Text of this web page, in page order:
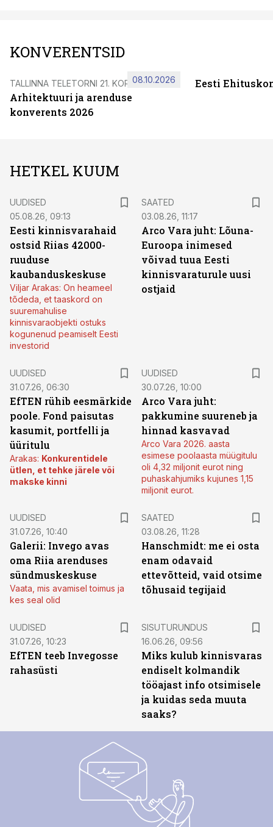
KONVERENTSID
TALLINNA TELETORNI 21. KORRUSEL
Arhitektuuri ja arenduse
konverents 2026
08.10.2026 Eesti
HETKEL KUUM
UUDISED
05.08.26, 09:13
Eesti kinnisvarahaid
ostsid Riias 42000-
ruuduse
kaubanduskeskuse
Viljar Arakas: On heameel
tõdeda, et taaskord on
suuremahulise
kinnisvaraobjekti ostuks
kogunenud peamiselt Eesti
investorid
SAATED
03.08.26, 11:17
Arco Vara juht: Lõuna-
Euroopa inimesed
võivad tuua Eesti
kinnisvaraturule uusi
ostjaid
UUDISED
31.07.26, 06:30
EfTEN rühib eesmärkide
poole. Fond paisutas
kasumit, portfelli ja
üüritulu
Arakas: Konkurentidele
ütlen, et tehke järele või
makske kinni
UUDISED
30.07.26, 10:00
Arco Vara juht:
pakkumine suureneb ja
hinnad kasvavad
Arco Vara 2026. aasta
esimese poolaasta müügitulu
oli 4,32 miljonit eurot ning
puhaskahjumiks kujunes 1,15
miljonit eurot.
UUDISED
31.07.26, 10:40
Galerii: Invego avas
oma Riia arenduses
sündmuskeskuse
Vaata, mis avamisel toimus ja
kes seal olid
SAATED
03.08.26, 11:28
Hanschmidt: me ei osta
enam odavaid
ettevõtteid, vaid otsime
tõhusaid tegijaid
UUDISED
31.07.26, 10:23
EfTEN teeb Invegosse
rahasüsti
SISUTURUNDUS
16.06.26, 09:56
Miks kulub kinnisvaras
endiselt kolmandik
tööajast info otsimisele
ja kuidas seda muuta
saaks?